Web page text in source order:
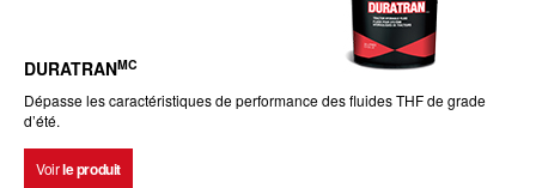
DURATRANMC
Dépasse les caractéristiques de performance des fluides THF de grade
d’été.
Voirle produit